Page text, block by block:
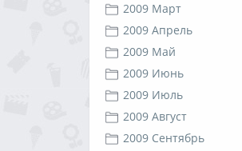
2009 Март
2009 Апрель
2009 Май
2009 Июнь
2009 Июль
2009 Август
2009 Сентябрь